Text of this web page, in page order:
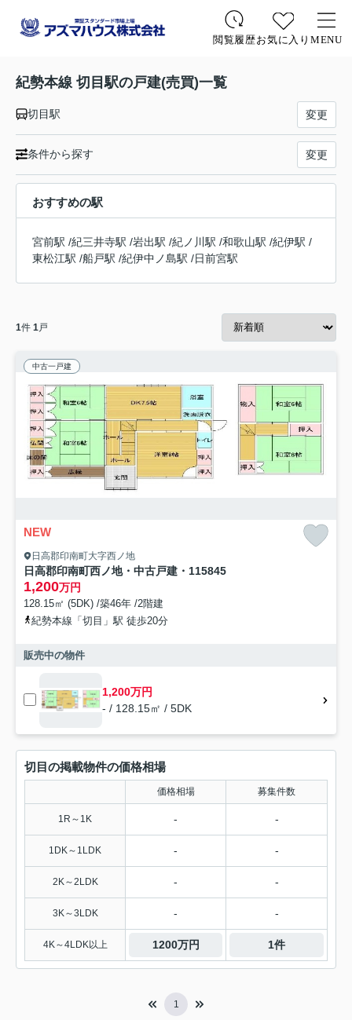
閲覧履歴お気に入り MENU
紀勢本線 切目駅の戸建(売買)一覧
切目駅 変更
条件から探す 変更
おすすめの駅
宮前駅 /紀三井寺駅 /岩出駅 /紀ノ川駅 /和歌山駅 /紀伊駅 /
東松江駅 /船戸駅 /紀伊中ノ島駅 /日前宮駅
1件 1 戸
中古一戸建
NEW
日高郡印南町大字西ノ地
日高郡印南町西ノ地・中古戸建・115845
1,200万円
128.15㎡ (5DK) /築46年 /2階建
紀勢本線「切目」駅 徒歩20分
販売中の物件
1,200万円
- / 128.15㎡ / 5DK
切目の掲載物件の価格相場
価格相場 募集件数
1R～1K - -
1DK～1LDK - -
2K～2LDK - -
3K～3LDK - -
4K～4LDK以上 1200万円 1件
1